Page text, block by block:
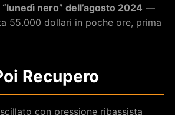
“lunedì nero” dell’agosto 2024 —
55.000 dollari in poche ore, prima
Recupero
con pressione ribassista